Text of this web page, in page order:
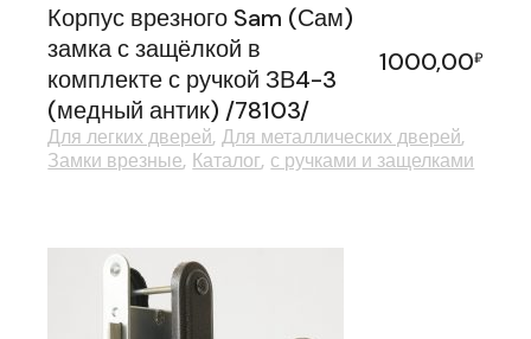
Корпус врезного Sam (Сам)
замка с защёлкой в
комплекте с ручкой ЗВ4-3
(медный антик) /78103/
1000,00₽
Для легких дверей Для металлических дверей
Замки врезные Каталог с ручками и защелками